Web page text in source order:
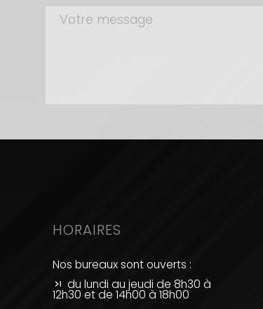
HORAIRES
Nos bureaux sont ouverts :
du lundi au jeudi de 8h30 à
12h30 et de 14h00 à 18h00